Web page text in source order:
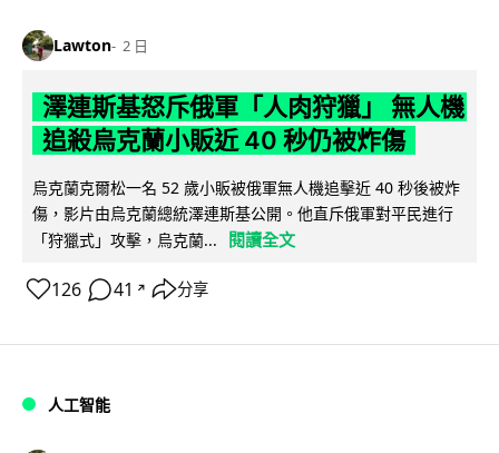
Lawton 2 日
澤連斯基怒斥俄軍「人肉狩獵」 無人機
追殺烏克蘭小販近 40 秒仍被炸傷
烏克蘭克爾松一名 52 歲小販被俄軍無人機追擊近 40 秒後被炸
傷，影片由烏克蘭總統澤連斯基公開。他直斥俄軍對平民進行
「狩獵式」攻擊，烏克蘭...
閱讀全文
126 41 ↗ 分享
人工智能